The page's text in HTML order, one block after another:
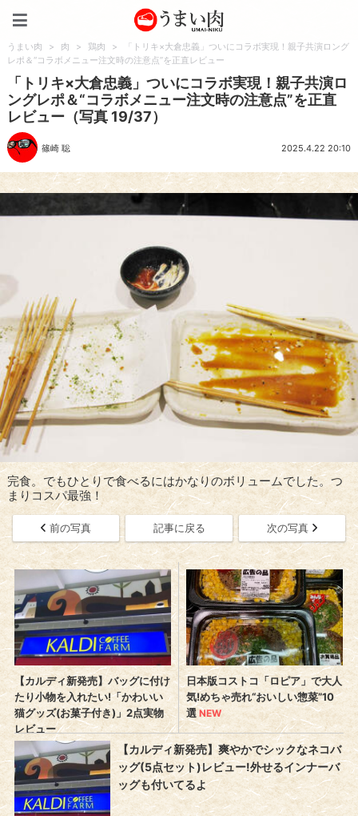
うまい肉 > 肉 > 鶏肉 >
「トリキ×大倉忠義」ついにコラボ実現！親子共演ロング
レポ＆“コラボメニュー注文時の注意点”を正直レビュー
「トリキ×大倉忠義」ついにコラボ実現！親子共演ロ
ングレポ＆“コラボメニュー注文時の注意点”を正直
レビュー（写真 19/37）
篠崎 聡 2025.4.22 20:10
完食。でもひとりで食べるにはかなりのボリュームでした。つ
まりコスパ最強！
前の写真 記事に戻る 次の写真